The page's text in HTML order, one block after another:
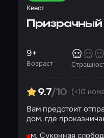
Квест
Призрачный
Возраст
9+
9.7/10 (<10
Вам предстоит
дом, где
м. Суконная